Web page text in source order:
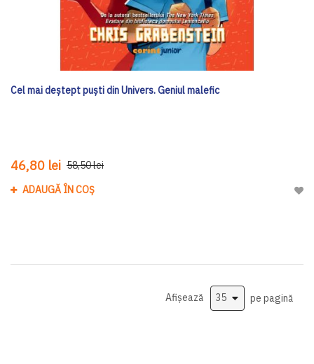
Cel mai deștept puști din Univers. Geniul malefic
46,80 lei 58,50 lei
ADAUGĂ ÎN COȘ
Afișează pe pagină